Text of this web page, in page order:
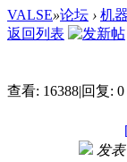
VALSE»论坛 › 机
返回列表
查看: 16388|回复: 0
发表